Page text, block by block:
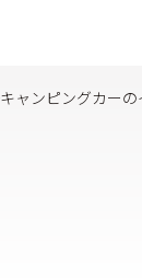
キャンピングカー